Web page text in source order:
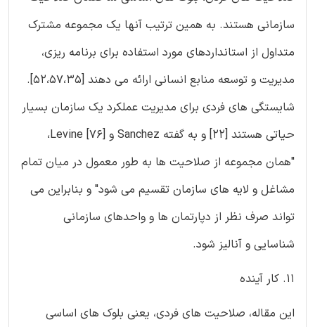
سازمانی هستند. به همین ترتیب آنها یک مجموعه مشترک
متداول از استانداردهای مورد استفاده برای برنامه ریزی،
مدیریت و توسعه منابع انسانی ارائه می دهند [52،57،35].
شایستگی های فردی برای مدیریت عملکرد یک سازمان بسیار
حیاتی هستند [22] و به گفته Sanchez و Levine [76]،
"همان مجموعه از صلاحیت ها به طور معمول در میان تمام
مشاغل و لایه های سازمان تقسیم می شود" و بنابراین می
تواند صرف نظر از دپارتمان ها و واحدهای سازمانی
شناسایی و آنالیز شود.
11. کار آینده
این مقاله، صلاحیت های فردی، یعنی بلوک های اساسی